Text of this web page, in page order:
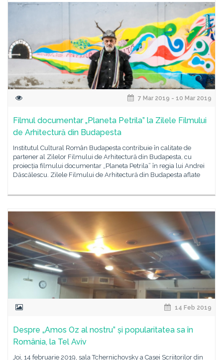
7 Mar 2019 - 10 Mar 2019
Filmul documentar „Planeta Petrila” la Zilele Filmului
de Arhitectură din Budapesta
Institutul Cultural Român Budapesta contribuie în calitate de
partener al Zilelor Filmului de Arhitectură din Budapesta, cu
proiecția filmului documentar „Planeta Petrila” în regia lui Andrei
Dăscălescu. Zilele Filmului de Arhitectură din Budapesta aflate
14 Feb 2019
Despre „Amos Oz al nostru” și popularitatea sa în
România, la Tel Aviv
Joi, 14 februarie 2019, sala Tchernichovsky a Casei Scriitorilor din